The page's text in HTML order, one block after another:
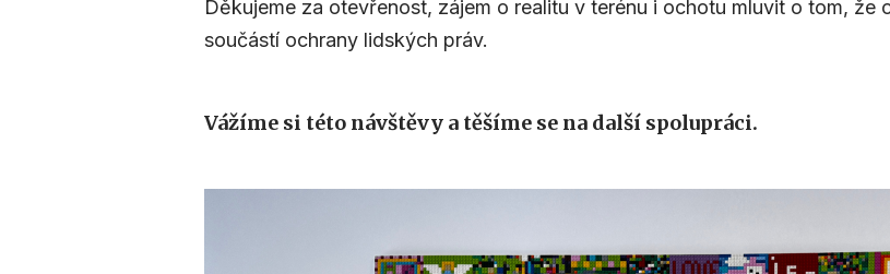
Děkujeme za otevřenost, zájem o realitu v terénu i ochotu mluvit o tom, že
součástí ochrany lidských práv.
Vážíme si této návštěvy a těšíme se na další spolupráci.